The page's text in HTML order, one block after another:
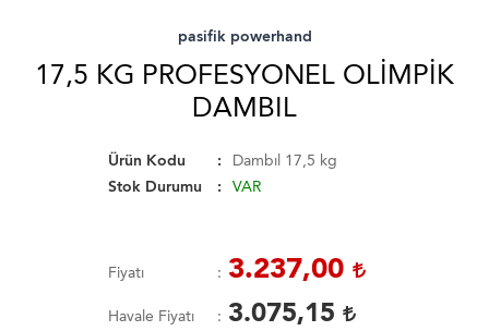
pasifik powerhand
17,5 KG PROFESYONEL OLİMPİK
DAMBIL
Ürün Kodu
Dambıl 17,5 kg
Stok Durumu
VAR
Fiyatı 3.237,00
Havale Fiyatı 3.075,15